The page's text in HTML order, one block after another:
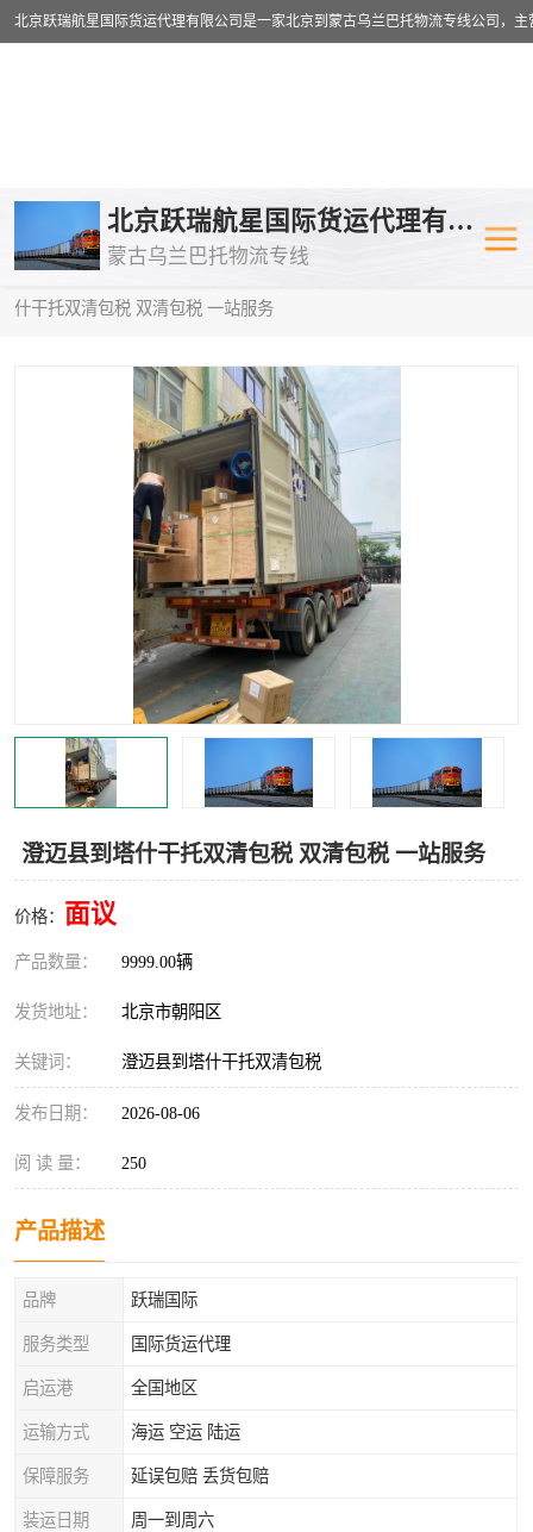
北京跃瑞航星国际货运代理有限公司
蒙古乌兰巴托物流专线
什干托双清包税 双清包税 一站服务
澄迈县到塔什干托双清包税 双清包税 一站服务
价格： 面议
产品数量： 9999.00辆
发货地址： 北京市朝阳区
关键词： 澄迈县到塔什干托双清包税
发布日期： 2026-08-06
阅 读 量： 250
产品描述
品牌 跃瑞国际
服务类型 国际货运代理
启运港 全国地区
运输方式 海运 空运 陆运
保障服务 延误包赔 丢货包赔
装运日期 周一到周六
乌兰巴托物流专线 乌兰巴托铁
乌兰巴托公路运输
中欧班列
蒙古乌兰巴托双清包税
蒙古乌兰巴托空运专线
蒙古乌兰巴托汽运专线
中亚铁路运输